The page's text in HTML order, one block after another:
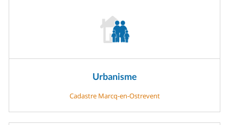
Urbanisme
Cadastre Marcq-en-Ostrevent